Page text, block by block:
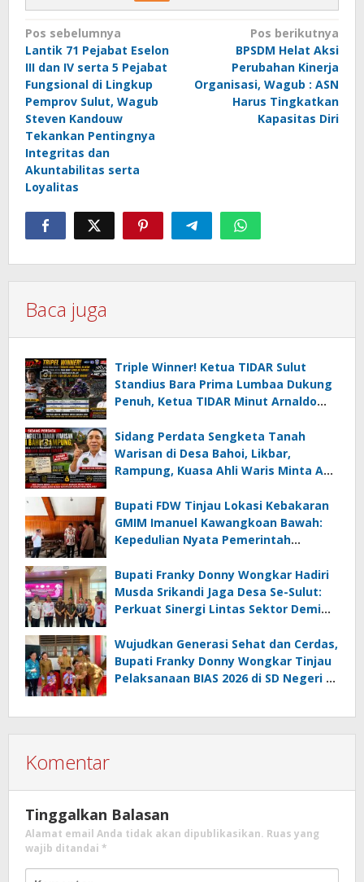
Navigasi
pos
Pos sebelumnya
Lantik 71 Pejabat Eselon
III dan IV serta 5 Pejabat
Fungsional di Lingkup
Pemprov Sulut, Wagub
Steven Kandouw
Tekankan Pentingnya
Integritas dan
Akuntabilitas serta
Loyalitas
Pos berikutnya
BPSDM Helat Aksi
Perubahan Kinerja
Organisasi, Wagub : ASN
Harus Tingkatkan
Kapasitas Diri
Baca juga
Triple Winner! Ketua TIDAR Sulut
Standius Bara Prima Lumbaa Dukung
Penuh, Ketua TIDAR Minut Arnaldo
05 MC JOE Sapu Bersih Tiga Gelar
Juara Umum
Sidang Perdata Sengketa Tanah
Warisan di Desa Bahoi, Likbar,
Rampung, Kuasa Ahli Waris Minta APH
Korupsi Dandes
Bupati FDW Tinjau Lokasi Kebakaran
GMIM Imanuel Kawangkoan Bawah:
Kepedulian Nyata Pemerintah
Terdampak
Bupati Franky Donny Wongkar Hadiri
Musda Srikandi Jaga Desa Se-Sulut:
Perkuat Sinergi Lintas Sektor Demi
Wujudkan Generasi Sehat dan Cerdas,
Bupati Franky Donny Wongkar Tinjau
Pelaksanaan BIAS 2026 di SD Negeri 2
Komentar
Tinggalkan Balasan
Alamat email Anda tidak akan dipublikasikan. Ruas yang
wajib ditandai *